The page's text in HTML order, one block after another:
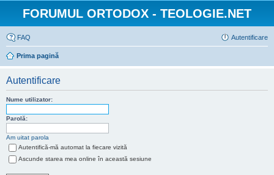
FORUMUL ORTODOX - TEOLOGIE.NET
FAQ Autentificare
Prima pagină
Autentificare
Nume utilizator:
Parolă:
Am uitat parola
Autentifică-mă automat la fiecare vizită
Ascunde starea mea online în această sesiune